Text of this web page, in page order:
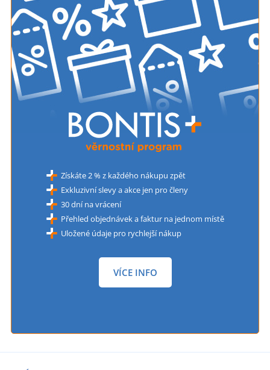
Získáte 2 % z každého nákupu zpět
Exkluzivní slevy a akce jen pro členy
30 dní na vrácení
Přehled objednávek a faktur na jednom místě
Uložené údaje pro rychlejší nákup
VÍCE INFO